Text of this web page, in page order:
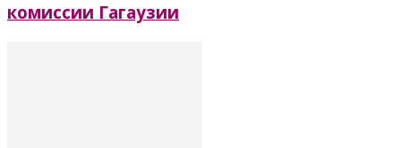
комиссии Гагаузии